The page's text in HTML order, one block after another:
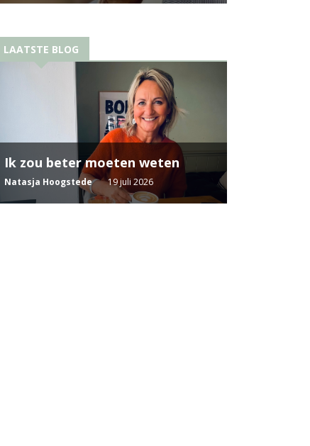
LAATSTE BLOG
Ik zou beter moeten weten
Natasja Hoogstede 19 juli 2026